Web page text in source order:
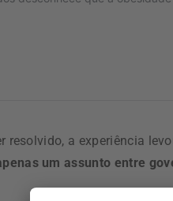
resolvido, a experiência
um assunto entre